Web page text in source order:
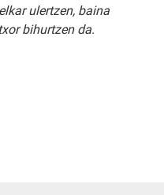
ulertzen, baina
bihurtzen da.